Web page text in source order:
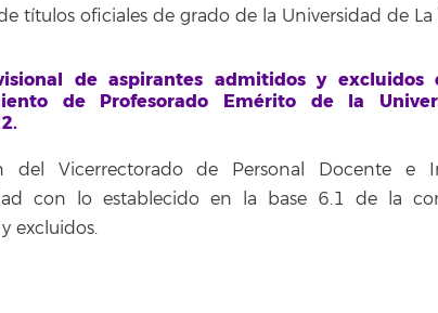
títulos oficiales de grado de la Universidad de
de aspirantes admitidos y
de Profesorado Emérito de la
del Vicerrectorado de Personal Docente
con lo establecido en la base 6.1 de la
excluidos.